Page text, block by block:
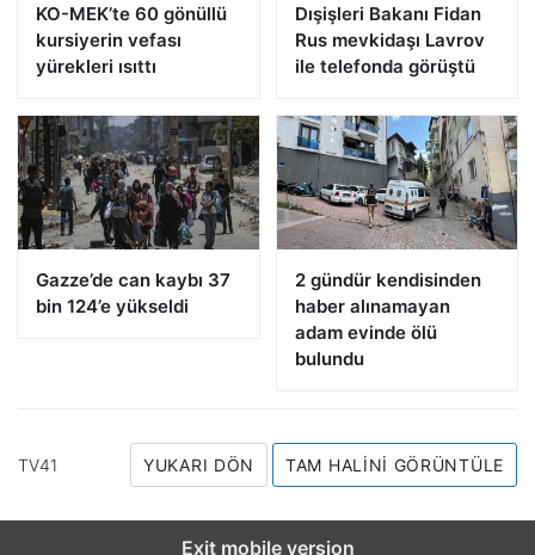
KO-MEK’te 60 gönüllü
kursiyerin vefası
yürekleri ısıttı
Dışişleri Bakanı Fidan
Rus mevkidaşı Lavrov
ile telefonda görüştü
Gazze’de can kaybı 37
bin 124’e yükseldi
2 gündür kendisinden
haber alınamayan
adam evinde ölü
bulundu
TV41 YUKARI DÖN TAM HALINI GÖRÜNTÜLE
Exit mobile version